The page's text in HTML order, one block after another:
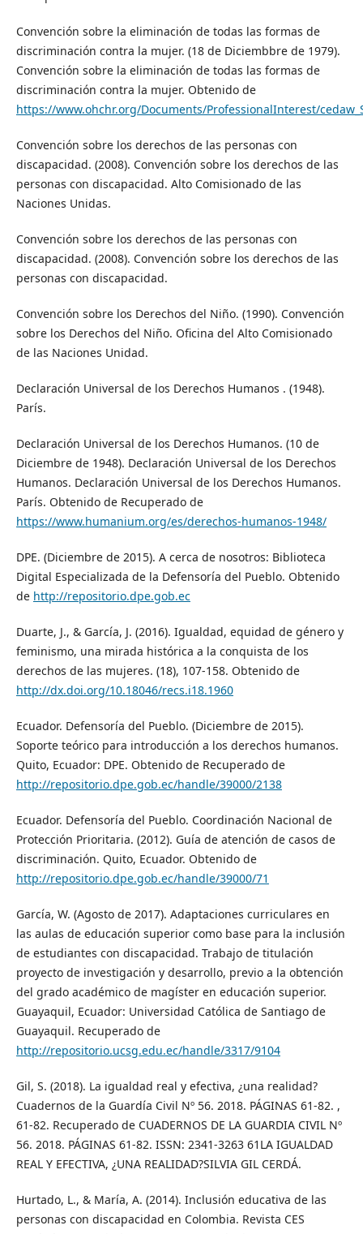
Convención sobre la eliminación de todas las formas de
discriminación contra la mujer. (18 de Diciembbre de 1979).
Convención sobre la eliminación de todas las formas de
discriminación contra la mujer. Obtenido de
https://www.ohchr.org/Documents/ProfessionalInterest/
Convención sobre los derechos de las personas con
discapacidad. (2008). Convención sobre los derechos de las
personas con discapacidad. Alto Comisionado de las
Naciones Unidas.
Convención sobre los derechos de las personas con
discapacidad. (2008). Convención sobre los derechos de las
personas con discapacidad.
Convención sobre los Derechos del Niño. (1990). Convención
sobre los Derechos del Niño. Oficina del Alto Comisionado
de las Naciones Unidad.
Declaración Universal de los Derechos Humanos . (1948).
París.
Declaración Universal de los Derechos Humanos. (10 de
Diciembre de 1948). Declaración Universal de los Derechos
Humanos. Declaración Universal de los Derechos Humanos.
París. Obtenido de Recuperado de
https://www.humanium.org/es/derechos-humanos-1948/
DPE. (Diciembre de 2015). A cerca de nosotros: Biblioteca
Digital Especializada de la Defensoría del Pueblo. Obtenido
de http://repositorio.dpe.gob.ec
Duarte, J., & García, J. (2016). Igualdad, equidad de género y
feminismo, una mirada histórica a la conquista de los
derechos de las mujeres. (18), 107-158. Obtenido de
http://dx.doi.org/10.18046/recs.i18.1960
Ecuador. Defensoría del Pueblo. (Diciembre de 2015).
Soporte teórico para introducción a los derechos humanos.
Quito, Ecuador: DPE. Obtenido de Recuperado de
http://repositorio.dpe.gob.ec/handle/39000/2138
Ecuador. Defensoría del Pueblo. Coordinación Nacional de
Protección Prioritaria. (2012). Guía de atención de casos de
discriminación. Quito, Ecuador. Obtenido de
http://repositorio.dpe.gob.ec/handle/39000/71
García, W. (Agosto de 2017). Adaptaciones curriculares en
las aulas de educación superior como base para la inclusión
de estudiantes con discapacidad. Trabajo de titulación
proyecto de investigación y desarrollo, previo a la obtención
del grado académico de magíster en educación superior.
Guayaquil, Ecuador: Universidad Católica de Santiago de
Guayaquil. Recuperado de
http://repositorio.ucsg.edu.ec/handle/3317/9104
Gil, S. (2018). La igualdad real y efectiva, ¿una realidad?
Cuadernos de la Guardía Civil Nº 56. 2018. PÁGINAS 61-82. ,
61-82. Recuperado de CUADERNOS DE LA GUARDIA CIVIL Nº
56. 2018. PÁGINAS 61-82. ISSN: 2341-3263 61LA IGUALDAD
REAL Y EFECTIVA, ¿UNA REALIDAD?SILVIA GIL CERDÁ.
Hurtado, L., & María, A. (2014). Inclusión educativa de las
personas con discapacidad en Colombia. Revista CES